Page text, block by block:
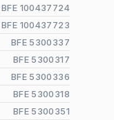
BFE 100437724
BFE 100437723
BFE 5300337
BFE 5300317
BFE 5300336
BFE 5300318
BFE 5300351